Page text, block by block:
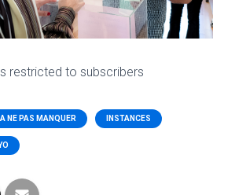
restricted to subscribers
A NE PAS MANQUER INSTANCES